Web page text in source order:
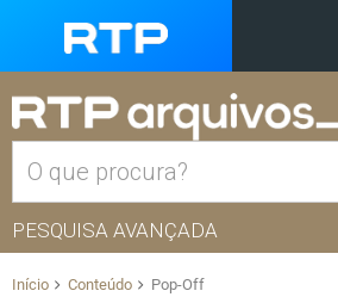
PESQUISA AVANÇADA
Início Conteúdo Pop-Off